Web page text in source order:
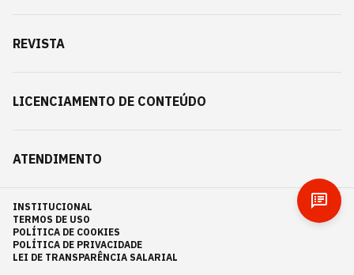
REVISTA
LICENCIAMENTO DE CONTEÚDO
ATENDIMENTO
INSTITUCIONAL
TERMOS DE USO
POLÍTICA DE COOKIES
POLÍTICA DE PRIVACIDADE
LEI DE TRANSPARÊNCIA SALARIAL